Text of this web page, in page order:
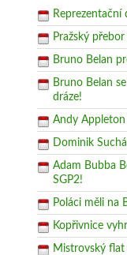
Pražský
Bruno Belan
Bruno Belan
dráze!
Andy
Dominik
Adam Bubba
SGP2!
Poláci měli na
Kopřivnice
Mistrovský